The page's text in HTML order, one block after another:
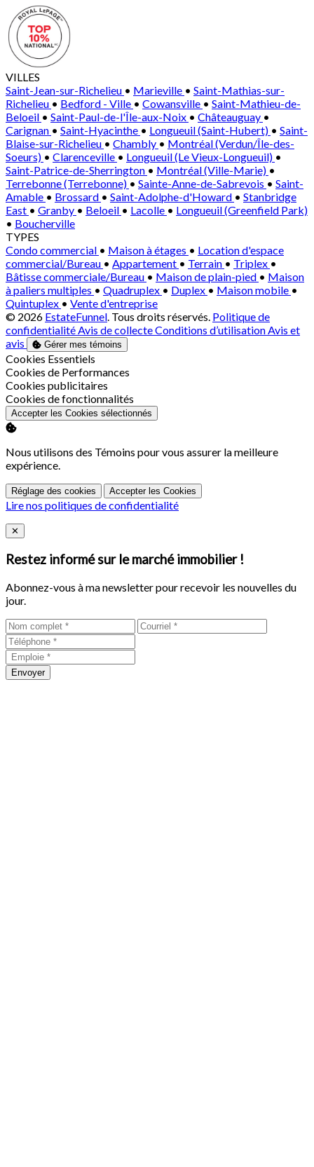
VILLES
Saint-Jean-sur-Richelieu • Marieville • Saint-Mathias-sur-
Richelieu • Bedford - Ville • Cowansville • Saint-Mathieu-de-
Beloeil • Saint-Paul-de-l'Île-aux-Noix • Châteauguay •
Carignan • Saint-Hyacinthe • Longueuil (Saint-Hubert) • Saint-
Blaise-sur-Richelieu • Chambly • Montréal (Verdun/Île-des-
Soeurs) • Clarenceville • Longueuil (Le Vieux-Longueuil) •
Saint-Patrice-de-Sherrington • Montréal (Ville-Marie) •
Terrebonne (Terrebonne) • Sainte-Anne-de-Sabrevois • Saint-
Amable • Brossard • Saint-Adolphe-d'Howard • Stanbridge
East • Granby • Beloeil • Lacolle • Longueuil (Greenfield Park)
• Boucherville
TYPES
Condo commercial • Maison à étages • Location d'espace
commercial/Bureau • Appartement • Terrain • Triplex •
Bâtisse commerciale/Bureau • Maison de plain-pied • Maison
à paliers multiples • Quadruplex • Duplex • Maison mobile •
Quintuplex • Vente d'entreprise
© 2026 EstateFunnel. Tous droits réservés. Politique de
confidentialitéAvis de collecteConditions d’utilisationAvis et
avis
Gérer mes témoins
Activer
Cookies Essentiels
Activer
Cookies de Performances
Activer
Cookies publicitaires
Activer
Cookies de fonctionnalités
Accepter les Cookies sélectionnés
Nous utilisons des Témoins pour vous assurer la meilleure
expérience.
Réglage des cookies Accepter les Cookies
Lire nos politiques de confidentialité
Close
✕
Restez informé sur le marché immobilier !
Abonnez-vous à ma newsletter pour recevoir les nouvelles du
jour.
Envoyer